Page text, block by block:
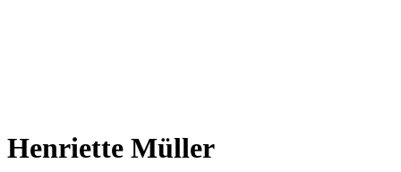
Henriette Müller